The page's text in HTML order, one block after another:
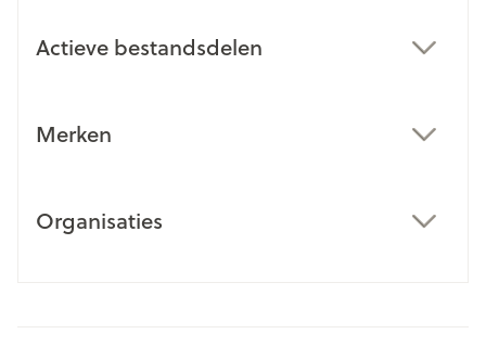
Actieve bestandsdelen
Merken
Organisaties